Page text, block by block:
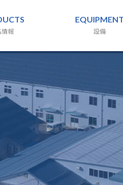
情報
EQUIPMENT
設備